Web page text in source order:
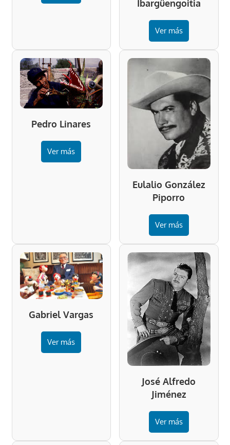
Ibargüengoitia
Ver más
Pedro Linares
Ver más
Eulalio González
Piporro
Ver más
Gabriel Vargas
Ver más
José Alfredo
Jiménez
Ver más